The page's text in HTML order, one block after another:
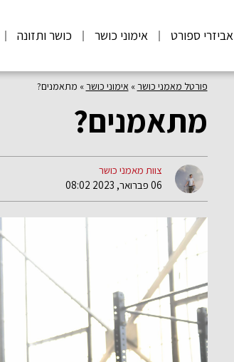
אביזרי ספורט אימוני כושר כושר ותזונה
פורטל מאמני כושר » אימוני כושר » מתאמנים?
מתאמנים?
צוות מאמני כושר
06 פברואר, 2023 08:02